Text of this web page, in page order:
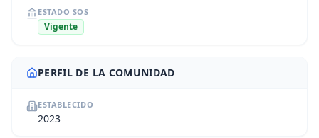
ESTADO SOS
Vigente
PERFIL DE LA COMUNIDAD
ESTABLECIDO
2023